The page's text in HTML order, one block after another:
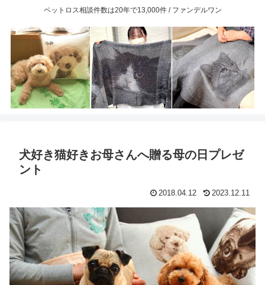
ペットロス相談件数は20年で13,000件 / ファンデルワン
犬好き猫好きお母さんへ贈る母の日プレゼ
ント
2018.04.12 2023.12.11